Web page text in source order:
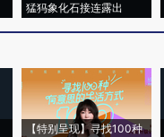
猛犸象化石接连露出
【特别呈现】寻找100种